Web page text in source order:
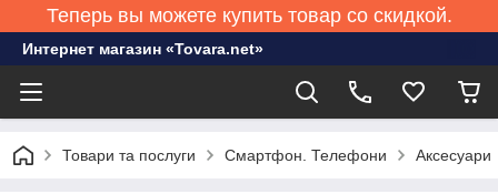
Теперь вы можете купить товар со скидкой.
Интернет магазин «Tovara.net»
Товари та послуги Смартфон. Телефони Аксесуари